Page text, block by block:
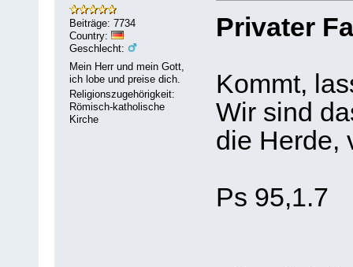
Beiträge: 7734
Country:
Geschlecht:
Mein Herr und mein Gott,
ich lobe und preise dich.
Religionszugehörigkeit:
Römisch-katholische
Kirche
Privater
Kommt,
Wir sind
die Herde,
Ps 95,1.7